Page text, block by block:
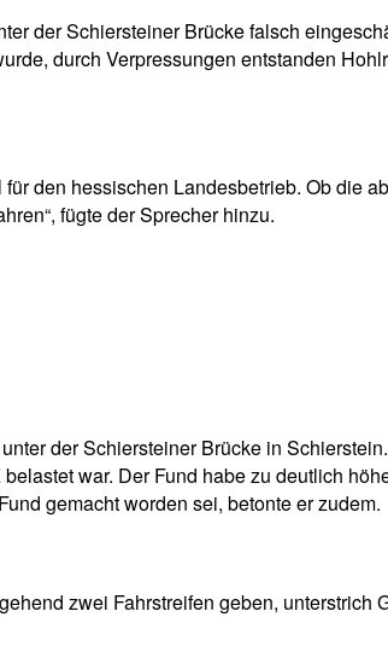
der Schiersteiner Brücke falsch
durch Verpressungen entstanden
den hessischen Landesbetrieb. Ob die
fügte der Sprecher hinzu.
der Schiersteiner Brücke in
war. Der Fund habe zu deutlich
gemacht worden sei, betonte er zudem.
zwei Fahrstreifen geben,